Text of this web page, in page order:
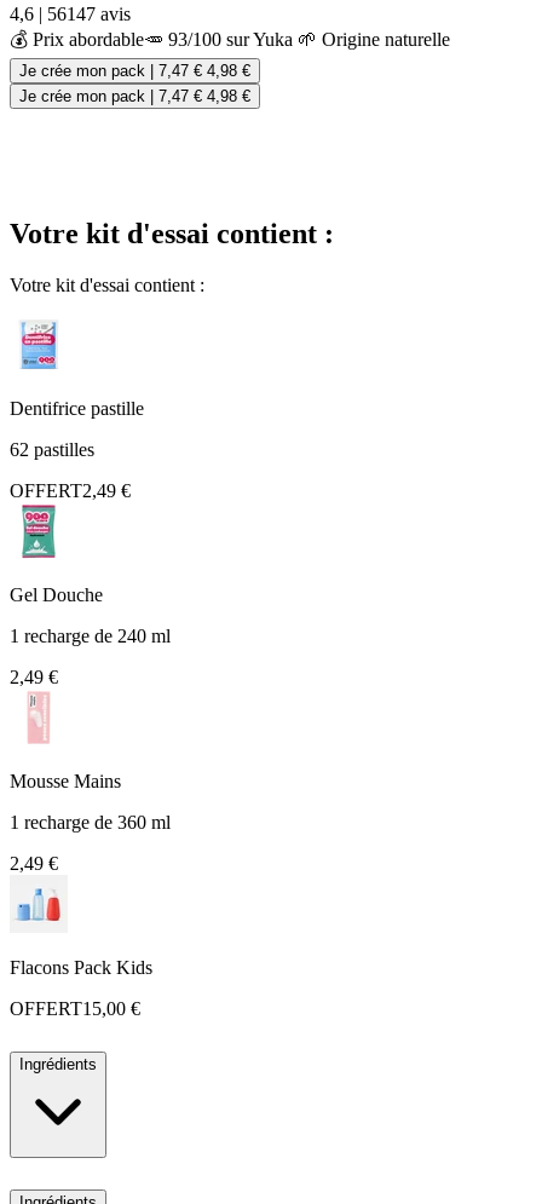
4,6 | 56147 avis
💰 Prix abordable🥕 93/100 sur Yuka 🌱 Origine naturelle
Je crée mon pack 7,47 € 4,98 €
Je crée mon pack
7,47 € 4,98 €
Votre kit d'essai contient :
Votre kit d'essai contient :
Dentifrice pastille
62 pastilles
OFFERT2,49 €
Gel Douche
1 recharge de 240 ml
2,49 €
Mousse Mains
1 recharge de 360 ml
2,49 €
Flacons Pack Kids
OFFERT15,00 €
Ingrédients